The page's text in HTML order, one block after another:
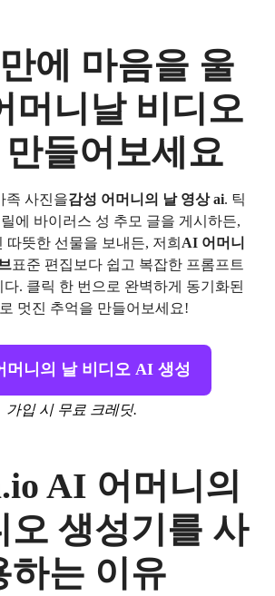
에 마음을 울
머니날 비디오
들어보세요
족 사진을감성 어머니의 날 영상 ai. 틱
에 바이러스 성 추모 글을 게시하든,
따뜻한 선물을 보내든, 저희 AI 어머니
표준 편집보다 쉽고 복잡한 프롬프트
다. 클릭 한 번으로 완벽하게 동기화된
멋진 추억을 만들어보세요!
머니의 날 비디오 AI 생성
가입 시 무료 크레딧.
AI 어머니의
오 생성기를 사
하는 이유